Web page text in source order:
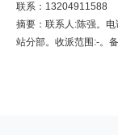
联系：13204911588
摘要：联系人:陈强。
站分部。收派范围:-。